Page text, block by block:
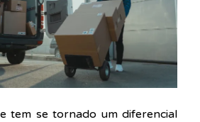
tem se tornado um diferencial